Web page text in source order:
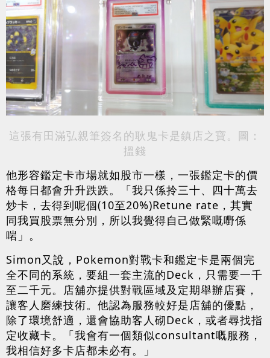
這張有田滿弘親筆簽名的耿鬼卡是鎮店之寶。圖：
搵錢
他形容鑑定卡市場就如股市一樣，一張鑑定卡的價
格每日都會升升跌跌。「我只係拎三十、四十萬去
炒卡，去得到呢個(10至20%)Retune rate，其實
同我買股票無分別，所以我覺得自己做緊嘅嘢係
啱」。
Simon又說，Pokemon對戰卡和鑑定卡是兩個完
全不同的系統，要組一套主流的Deck，只需要一千
至二千元。店舖亦提供對戰區域及定期舉辦店賽，
讓客人磨練技術。他認為服務較好是店舖的優點，
除了環境舒適，還會協助客人砌Deck，或者尋找指
定收藏卡。「我會有一個類似consultant嘅服務，
我相信好多卡店都未必有。」